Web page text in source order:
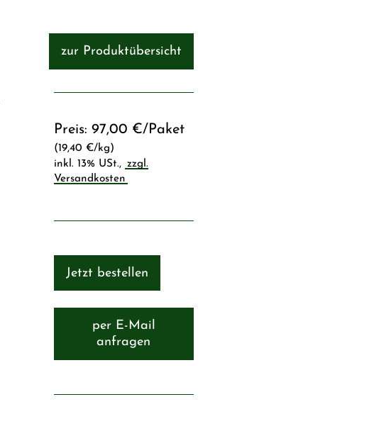
zur Produktübersicht
Preis: 97,00 €/ Paket
(19,40 €/kg)
inkl. 13% USt., zzgl.
Versandkosten
Jetzt bestellen
per E-Mail
anfragen